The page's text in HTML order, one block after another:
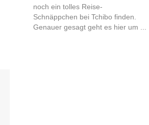
noch ein tolles Reise-
Schnäppchen bei Tchibo finden.
Genauer gesagt geht es hier um ...